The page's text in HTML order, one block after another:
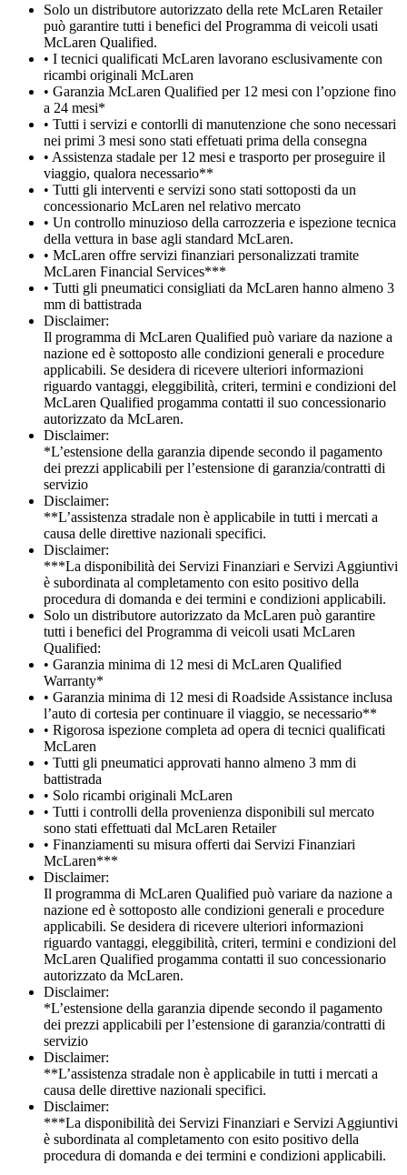
Solo un distributore autorizzato della rete McLaren Retailer
può garantire tutti i benefici del Programma di veicoli usati
McLaren Qualified.
• I tecnici qualificati McLaren lavorano esclusivamente con
ricambi originali McLaren
• Garanzia McLaren Qualified per 12 mesi con l’opzione fino
a 24 mesi*
• Tutti i servizi e contorlli di manutenzione che sono necessari
nei primi 3 mesi sono stati effetuati prima della consegna
• Assistenza stadale per 12 mesi e trasporto per proseguire il
viaggio, qualora necessario**
• Tutti gli interventi e servizi sono stati sottoposti da un
concessionario McLaren nel relativo mercato
• Un controllo minuzioso della carrozzeria e ispezione tecnica
della vettura in base agli standard McLaren.
• McLaren offre servizi finanziari personalizzati tramite
McLaren Financial Services***
• Tutti gli pneumatici consigliati da McLaren hanno almeno 3
mm di battistrada
Disclaimer:
Il programma di McLaren Qualified può variare da nazione a
nazione ed è sottoposto alle condizioni generali e procedure
applicabili. Se desidera di ricevere ulteriori informazioni
riguardo vantaggi, eleggibilità, criteri, termini e condizioni del
McLaren Qualified progamma contatti il suo concessionario
autorizzato da McLaren.
Disclaimer:
*L’estensione della garanzia dipende secondo il pagamento
dei prezzi applicabili per l’estensione di garanzia/contratti di
servizio
Disclaimer:
**L’assistenza stradale non è applicabile in tutti i mercati a
causa delle direttive nazionali specifici.
Disclaimer:
***La disponibilità dei Servizi Finanziari e Servizi Aggiuntivi
è subordinata al completamento con esito positivo della
procedura di domanda e dei termini e condizioni applicabili.
Solo un distributore autorizzato da McLaren può garantire
tutti i benefici del Programma di veicoli usati McLaren
Qualified:
• Garanzia minima di 12 mesi di McLaren Qualified
Warranty*
• Garanzia minima di 12 mesi di Roadside Assistance inclusa
l’auto di cortesia per continuare il viaggio, se necessario**
• Rigorosa ispezione completa ad opera di tecnici qualificati
McLaren
• Tutti gli pneumatici approvati hanno almeno 3 mm di
battistrada
• Solo ricambi originali McLaren
• Tutti i controlli della provenienza disponibili sul mercato
sono stati effettuati dal McLaren Retailer
• Finanziamenti su misura offerti dai Servizi Finanziari
McLaren***
Disclaimer:
Il programma di McLaren Qualified può variare da nazione a
nazione ed è sottoposto alle condizioni generali e procedure
applicabili. Se desidera di ricevere ulteriori informazioni
riguardo vantaggi, eleggibilità, criteri, termini e condizioni del
McLaren Qualified progamma contatti il suo concessionario
autorizzato da McLaren.
Disclaimer:
*L’estensione della garanzia dipende secondo il pagamento
dei prezzi applicabili per l’estensione di garanzia/contratti di
servizio
Disclaimer:
**L’assistenza stradale non è applicabile in tutti i mercati a
causa delle direttive nazionali specifici.
Disclaimer:
***La disponibilità dei Servizi Finanziari e Servizi Aggiuntivi
è subordinata al completamento con esito positivo della
procedura di domanda e dei termini e condizioni applicabili.